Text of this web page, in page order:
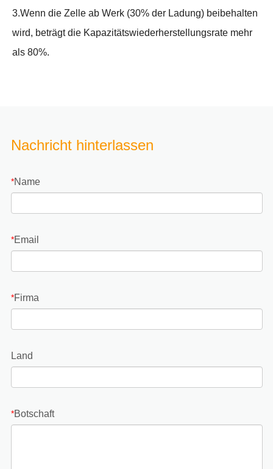
3.Wenn die Zelle ab Werk (30% der Ladung) beibehalten
wird, beträgt die Kapazitätswiederherstellungsrate mehr
als 80%.
Nachricht hinterlassen
*Name
*Email
*Firma
Land
*Botschaft